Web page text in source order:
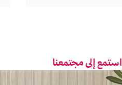
استمع إلى مجتمعنا